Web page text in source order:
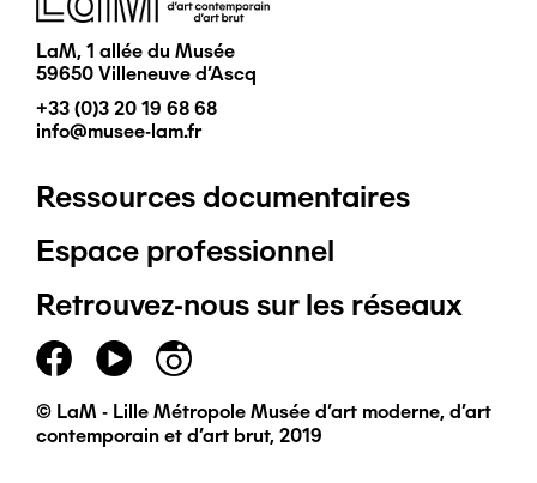
LaM, 1 allée du Musée
59650 Villeneuve d'Ascq
+33 (0)3 20 19 68 68
info@musee-lam.fr
Pied
de
page
principal
Ressources documentaires
Espace professionnel
Retrouvez-nous sur les réseaux
© LaM - Lille Métropole Musée d'art moderne, d'art
contemporain et d'art brut, 2019